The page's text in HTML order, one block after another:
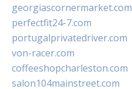
georgiascornermarket.com
perfectfit24-7.com
portugalprivatedriver.com
von-racer.com
coffeeshopcharleston.com
salon104mainstreet.com